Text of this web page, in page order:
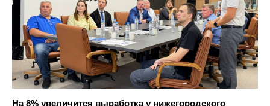
На 8% увеличится выработка у нижегородского